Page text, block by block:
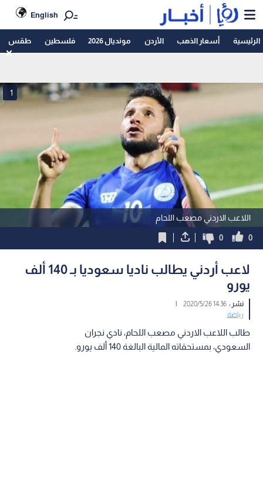
English
الرئيسية أسعار الذهب الأردن مونديال 2026 فلسطين طقس
اللاعب الاردني مصعب اللحام
1
0
0
لاعب أردني يطالب ناديا سعوديا بـ 140 ألف
يورو
نشر :14:36 2020/5/26
|
رياضة
طالب اللاعب الاردني مصعب اللحام، نادي نجران
السعودي، بمستحقاته المالية البالغة 140 ألف يورو.